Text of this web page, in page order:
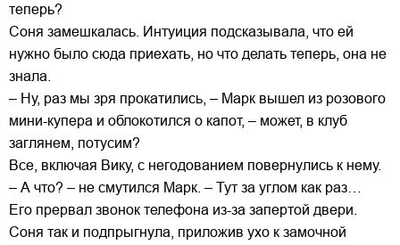
теперь?
Соня замешкалась. Интуиция подсказывала, что ей
нужно было сюда приехать, но что делать теперь, она не
знала.
– Ну, раз мы зря прокатились, – Марк вышел из розового
мини-купера и облокотился о капот, – может, в клуб
заглянем, потусим?
Все, включая Вику, с негодованием повернулись к нему.
– А что? – не смутился Марк. – Тут за углом как раз…
Его прервал звонок телефона из-за запертой двери.
Соня так и подпрыгнула, приложив ухо к замочной